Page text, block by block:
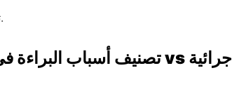
تقديم أدلة موثقة تدحض الاتهام.
تصنيف أسباب البراءة في جريمة التزوير: موضوعية vs إجرائية